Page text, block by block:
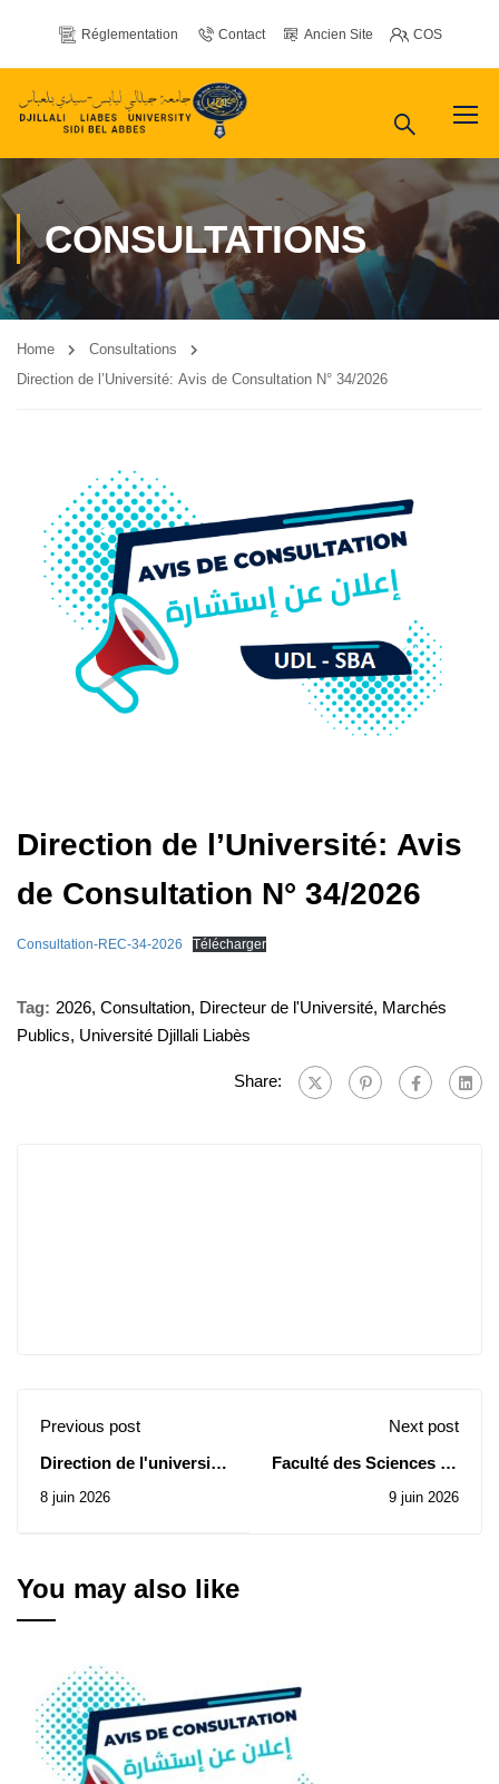
Réglementation Contact Ancien Site COS
CONSULTATIONS
Home
Consultations
Direction de l’Université: Avis de Consultation N° 34/2026
Direction de l’Université: Avis
de Consultation N° 34/2026
Consultation-REC-34-2026 Télécharger
Tag: 2026, Consultation, Directeur de l'Université, Marchés
Publics, Université Djillali Liabès
Share:
Previous post
Direction de l'université
provisoire et
la Consultation N°
8 juin 2026
Next post
Faculté des Sciences de
Avis de Consultation N°
9 juin 2026
You may also like